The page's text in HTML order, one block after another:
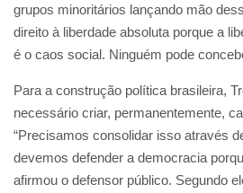
grupos minoritários lançando mão
direito à liberdade absoluta porque a
é o caos social. Ninguém pode
Para a construção política brasileira,
necessário criar, permanentemente,
“Precisamos consolidar isso através
devemos defender a democracia
afirmou o defensor público. Segundo